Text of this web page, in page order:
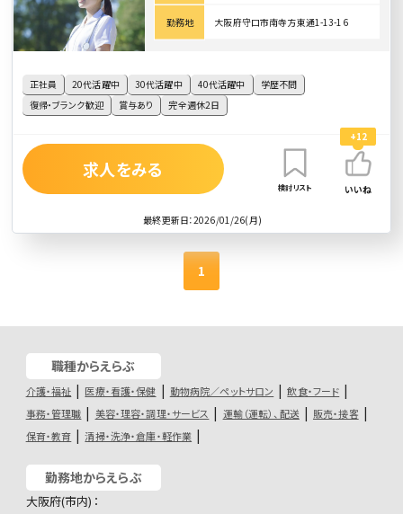
正社員 20代活躍中 30代活躍中 40代活躍中
学歴不問
復帰・ブランク歓迎
賞与あり 完全週休2日
勤務地 大阪府守口市南寺方東通1-13-16
最終更新日：2026/01/26(月)
求人をみる
検討リスト
+12
いいね
1
職種からえらぶ
介護・福祉 医療・看護・保健 動物病院／ペットサロン
飲食・フード
事務・管理職
美容・理容・調理・サービス 運輸（運転）、配送
販売・接客
保育・教育
清掃・洗浄・倉庫・軽作業
勤務地からえらぶ
大阪府(市内)：